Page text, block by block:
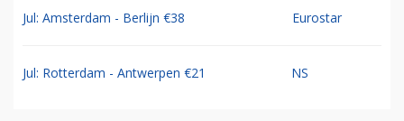
Jul: Amsterdam - Berlijn €38 Eurostar
Jul: Rotterdam - Antwerpen €21 NS